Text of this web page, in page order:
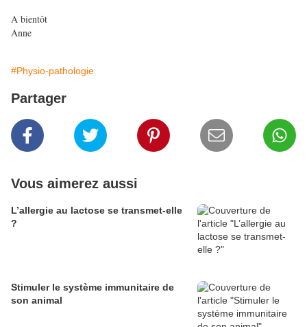
A bientôt
Anne
#Physio-pathologie
Partager
Vous aimerez aussi
L’allergie au lactose se transmet-elle
?
Stimuler le système immunitaire de
son animal